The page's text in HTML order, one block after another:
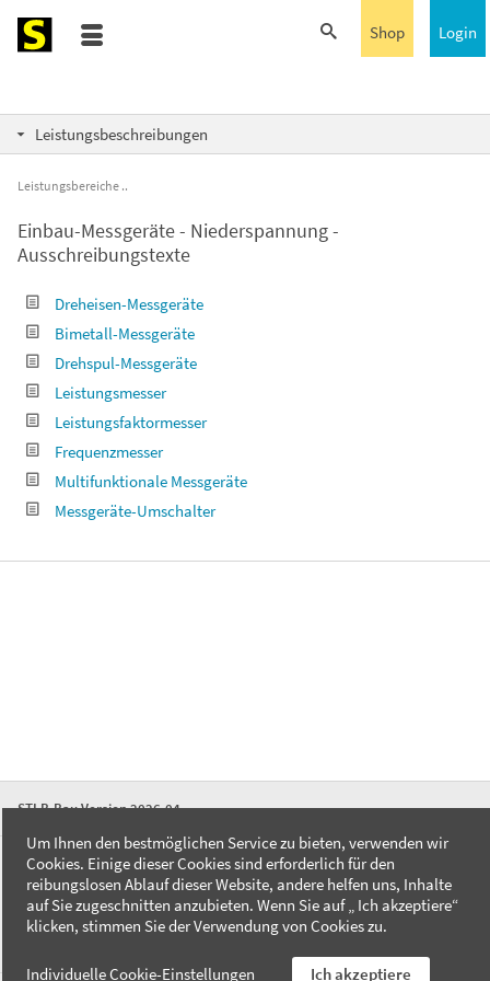
Login
Shop
Leistungsbeschreibungen
Leistungsbereiche
Einbau-Messgeräte - Niederspannung -
Ausschreibungstexte
Dreheisen-Messgeräte
Bimetall-Messgeräte
Drehspul-Messgeräte
Leistungsmesser
Leistungsfaktormesser
Frequenzmesser
Multifunktionale Messgeräte
Messgeräte-Umschalter
STLB-Bau Version 2026-04
FAQ
Kontakt
Datenschutzerklärung
Um Ihnen den bestmöglichen Service zu bieten, verwenden wir
Cookies. Einige dieser Cookies sind erforderlich für den
reibungslosen Ablauf dieser Website, andere helfen uns, Inhalte
auf Sie zugeschnitten anzubieten. Wenn Sie auf „ Ich akzeptiere“
klicken, stimmen Sie der Verwendung von Cookies zu.
Individuelle Cookie-Einstellungen Ich akzeptiere